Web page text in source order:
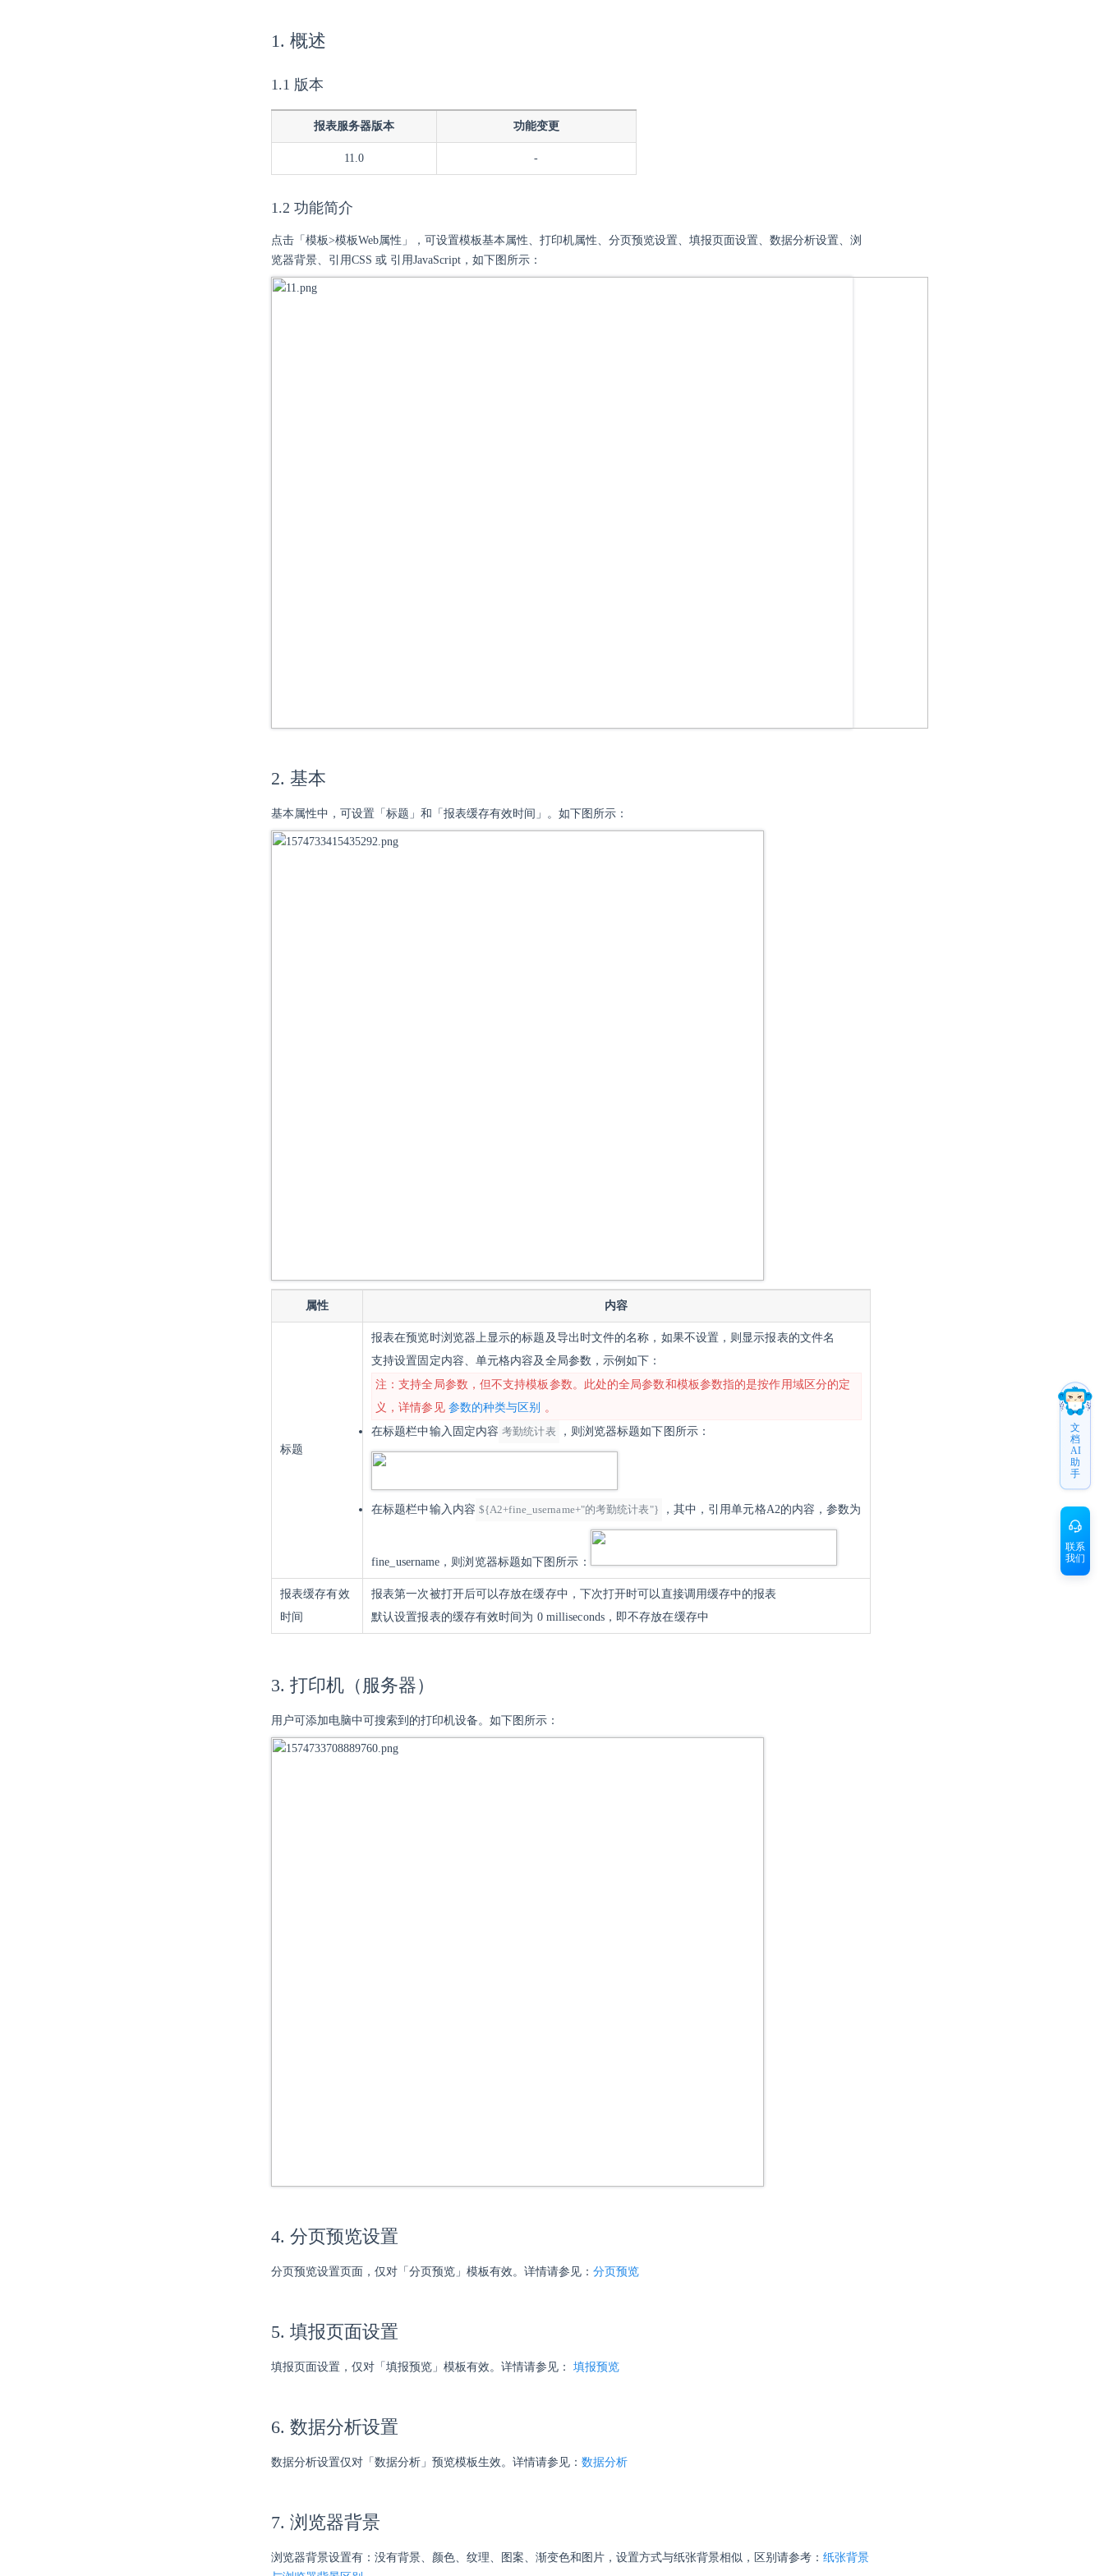
1. 概述
1.1 版本
报表服务器版本 功能变更
11.0 -
1.2 功能简介
点击「模板>模板Web属性」，可设置模板基本属性、打印机属性、分页预览设置、填报页面设置、数据分析设置、浏
览器背景、引用CSS 或 引用JavaScript，如下图所示：
2. 基本
基本属性中，可设置「标题」和「报表缓存有效时间」。如下图所示：
属性 内容
标题
报表在预览时浏览器上显示的标题及导出时文件的名称，如果不设置，则显示报表的文件名
支持设置固定内容、单元格内容及全局参数，示例如下：
注：支持全局参数，但不支持模板参数。此处的全局参数和模板参数指的是按作用域区分的定
义，详情参见 参数的种类与区别 。
在标题栏中输入固定内容 考勤统计表 ， 则浏览器标题如下图所示：
在标题栏中输入 内容 ${A2+fine_username+"的考勤统计表"} ，其中，引用单元格A2的内容，参数为
fine_username，则浏览器标题如下图所示：
报表缓存有效
时间
报表第一次被打开后可以存放在缓存中，下次打开时可以直接调用缓存中的报表
默认设置报表的缓存有效时间为 0 milliseconds，即不存放在缓存中
3. 打印机（服务器）
用户可添加电脑中可搜索到的打印机设备。如下图所示：
4. 分页预览设置
分页预览设置页面，仅对「分页预览」模板有效。详情请参见： 分页预览
5. 填报页面设置
填报页面设置，仅对「填报预览」模板有效。详情请参见： 填报预览
6. 数据分析设置
数据分析设置仅对「数据分析」预览模板生效。详情请参见： 数据分析
7. 浏览器背景
浏览器背景设置有：没有背景、颜色、纹理、图案、渐变色和图片，设置方式与纸张背景相似，区别请参考： 纸张背景
文
档
AI
助
手
联系
我们